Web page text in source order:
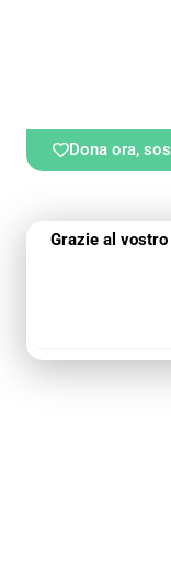
Dona ora,
Grazie al